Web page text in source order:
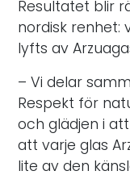
Resultatet blir
nordisk renhet:
lyfts av
– Vi delar
Respekt för
och glädjen i
att varje glas
lite av den